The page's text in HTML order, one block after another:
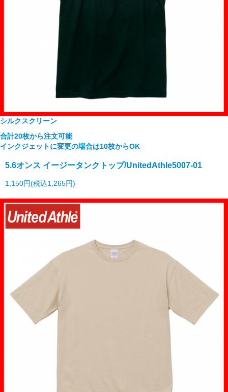
シルクスクリーン
合計20枚から注文可能
インクジェットに変更の場合は10枚からOK
5.6オンス イージータンクトップ/UnitedAthle5007-01
1,150円(税込1,265円)